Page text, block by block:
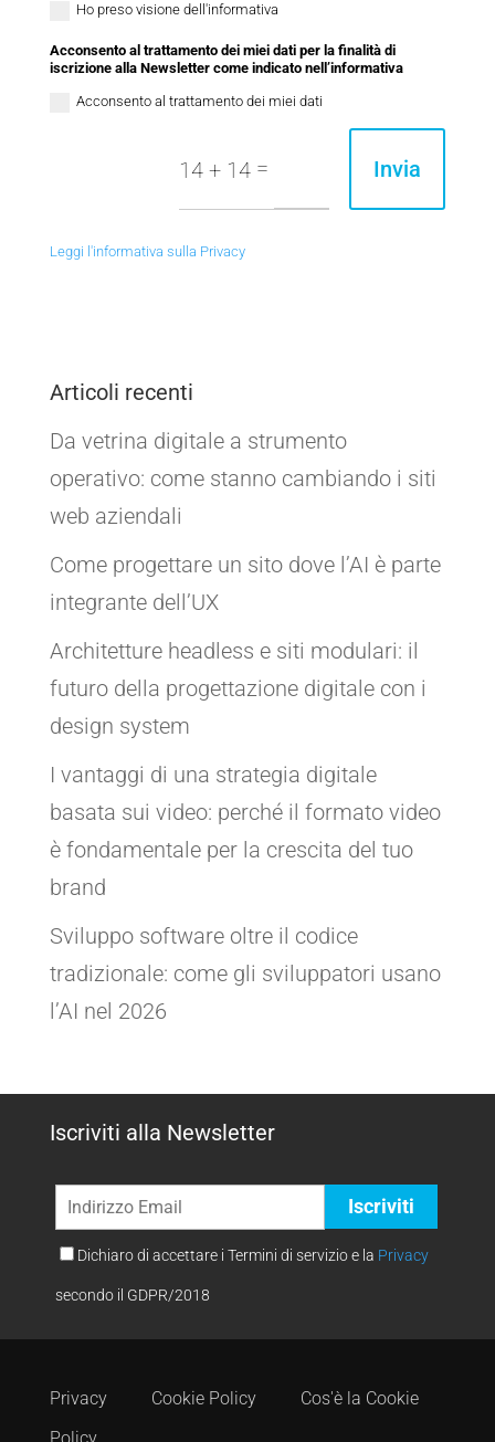
Ho preso visione dell'informativa
Acconsento al trattamento dei miei dati per la finalità di
iscrizione alla Newsletter come indicato nell’informativa
Acconsento al trattamento dei miei dati
14 + 14 = Invia
Leggi l'informativa sulla Privacy
Articoli recenti
Da vetrina digitale a strumento
operativo: come stanno cambiando i siti
web aziendali
Come progettare un sito dove l’AI è parte
integrante dell’UX
Architetture headless e siti modulari: il
futuro della progettazione digitale con i
design system
I vantaggi di una strategia digitale
basata sui video: perché il formato video
è fondamentale per la crescita del tuo
brand
Sviluppo software oltre il codice
tradizionale: come gli sviluppatori usano
l’AI nel 2026
Iscriviti alla Newsletter
Dichiaro di accettare i Termini di servizio e la Privacy
secondo il GDPR/2018
Privacy Cookie Policy
Cos'è la Cookie